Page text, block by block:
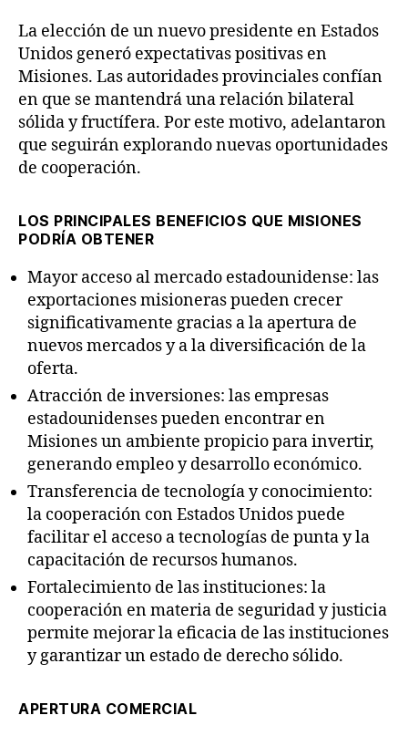
La elección de un nuevo presidente en Estados
Unidos generó expectativas positivas en
Misiones. Las autoridades provinciales confían
en que se mantendrá una relación bilateral
sólida y fructífera. Por este motivo, adelantaron
que seguirán explorando nuevas oportunidades
de cooperación.
LOS PRINCIPALES BENEFICIOS QUE MISIONES
PODRÍA OBTENER
Mayor acceso al mercado estadounidense: las
exportaciones misioneras pueden crecer
significativamente gracias a la apertura de
nuevos mercados y a la diversificación de la
oferta.
Atracción de inversiones: las empresas
estadounidenses pueden encontrar en
Misiones un ambiente propicio para invertir,
generando empleo y desarrollo económico.
Transferencia de tecnología y conocimiento:
la cooperación con Estados Unidos puede
facilitar el acceso a tecnologías de punta y la
capacitación de recursos humanos.
Fortalecimiento de las instituciones: la
cooperación en materia de seguridad y justicia
permite mejorar la eficacia de las instituciones
y garantizar un estado de derecho sólido.
APERTURA COMERCIAL